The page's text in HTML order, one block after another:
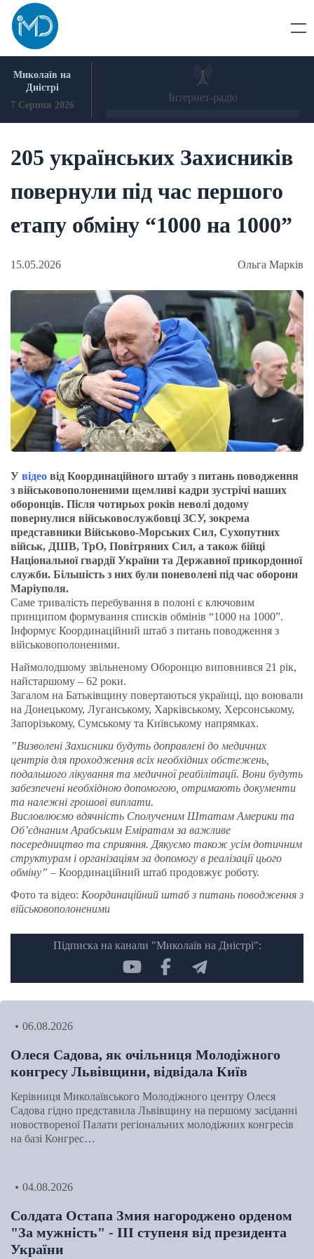
Skip
content
Миколаїв на
Дністрі
7 Серпня 2026
Інтернет-радіо
205 українських Захисників
повернули під час першого
етапу обміну “1000 на 1000”
15.05.2026 Ольга Марків
У відео від Координаційного штабу з питань поводження
з військовополоненими щемливі кадри зустрічі наших
оборонців. Після чотирьох років неволі додому
повернулися військовослужбовці ЗСУ, зокрема
представники Військово-Морських Сил, Сухопутних
військ, ДШВ, ТрО, Повітряних Сил, а також бійці
Національної гвардії України та Державної прикордонної
служби. Більшість з них були поневолені під час оборони
Маріуполя.
Саме тривалість перебування в полоні є ключовим
принципом формування списків обмінів “1000 на 1000”.
Інформує Координаційний штаб з питань поводження з
військовополоненими.
Наймолодшому звільненому Оборонцю виповнився 21 рік,
найстаршому – 62 роки.
Загалом на Батьківщину повертаються українці, що воювали
на Донецькому, Луганському, Харківському, Херсонському,
Запорізькому, Сумському та Київському напрямках.
”Визволені Захисники будуть доправлені до медичних
центрів для проходження всіх необхідних обстежень,
подальшого лікування та медичної реабілітації. Вони будуть
забезпечені необхідною допомогою, отримають документи
та належні грошові виплати.
Висловлюємо вдячність Сполученим Штатам Америки та
Об’єднаним Арабським Еміратам за важливе
посередництво та сприяння. Дякуємо також усім дотичним
структурам і організаціям за допомогу в реалізації цього
обміну” – Координаційний штаб продовжує роботу.
Фото та відео: Координаційний штаб з питань поводження з
військовополоненими
Підписка на канали "Миколаїв на Дністрі":
06.08.2026
Олеся Садова, як очільниця Молодіжного
конгресу Львівщини, відвідала Київ
Керівниця Миколаївського Молодіжного центру Олеся
Садова гідно представила Львівщину на першому засіданні
новоствореної Палати регіональних молодіжних конгресів
на базі Конгрес…
04.08.2026
Солдата Остапа Змия нагороджено орденом
"За мужність" - ІІІ ступеня від президента
України